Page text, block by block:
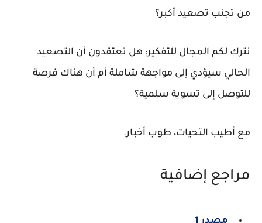
من تجنب تصعيد أكبر؟
نترك لكم المجال للتفكير: هل تعتقدون أن التصعيد
الحالي سيؤدي إلى مواجهة شاملة أم أن هناك فرصة
للتوصل إلى تسوية سلمية؟
مع أطيب التحيات، طوب أخبار.
مراجع إضافية